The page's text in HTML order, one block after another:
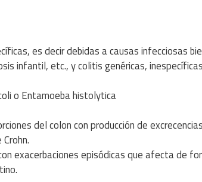
es decir debidas a causas infecciosas
infantil, etc., y colitis genéricas,
o Entamoeba histolytica
del colon con producción de
exacerbaciones episódicas que afecta de